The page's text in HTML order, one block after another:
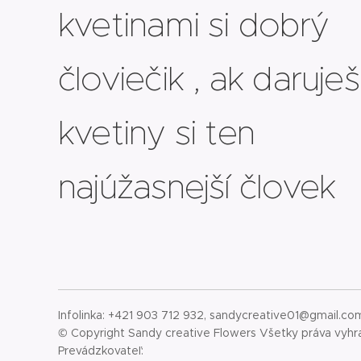
kvetinami si dobrý
človiečik , ak daruješ
kvetiny si ten
najúžasnejší človek
Infolinka: +421 903 712 932,
© Copyright Sandy creative Flowers Všetky práva
Prevádzkovateľ: